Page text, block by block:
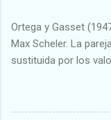
Ortega y Gasset
Max Scheler. La
sustituida por los
Abundante-
Vulgar Enérgico-